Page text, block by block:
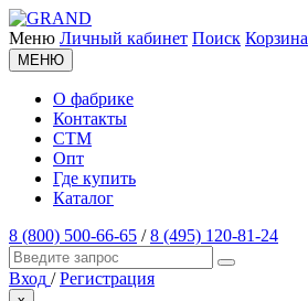
Меню Личный кабинет Поиск Корзина
МЕНЮ
О фабрике
Контакты
СТМ
Опт
Где купить
Каталог
8 (800) 500-66-65 /8 (495) 120-81-24
Вход / Регистрация